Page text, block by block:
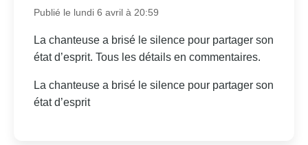
Publié le lundi 6 avril à 20:59
La chanteuse a brisé le silence pour partager son
état d’esprit. Tous les détails en commentaires.
La chanteuse a brisé le silence pour partager son
état d’esprit